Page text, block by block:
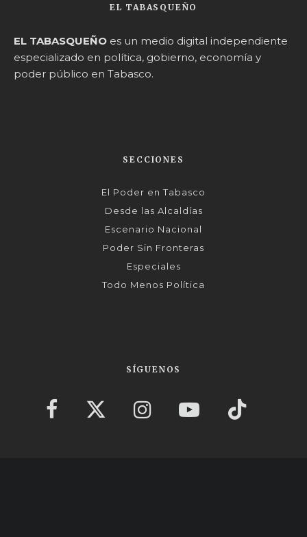
EL TABASQUEÑO
EL TABASQUEÑO es un medio digital independiente
especializado en política, gobierno, economía y
poder público en Tabasco.
SECCIONES
El Poder en Tabasco
Desde las Alcaldías
Escenario Nacional
Poder Sin Fronteras
Especiales
Todo Menos Política
SÍGUENOS